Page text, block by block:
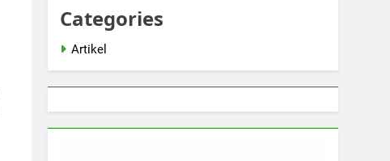
Categories
Artikel